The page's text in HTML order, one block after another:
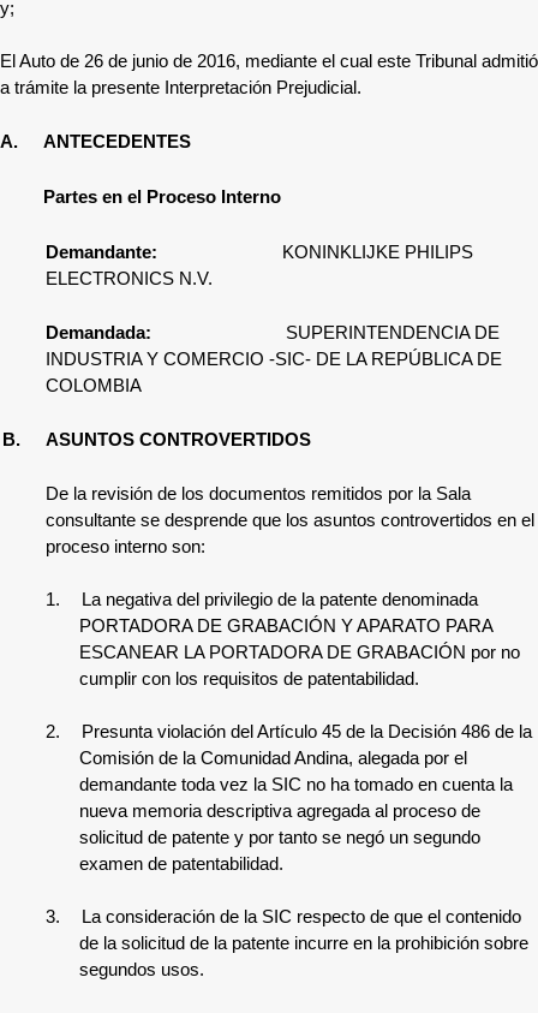
y;
El Auto de 26 de junio de 2016, mediante el cual este Tribunal admitió
a trámite la presente Interpretación Prejudicial.
A. ANTECEDENTES
Partes en el Proceso Interno
Demandante:
KONINKLIJKE PHILIPS
ELECTRONICS N.V.
Demandada: SUPERINTENDENCIA DE
INDUSTRIA Y COMERCIO -SIC- DE LA REPÚBLICA DE
COLOMBIA
B. ASUNTOS CONTROVERTIDOS
De la revisión de los documentos remitidos por la Sala
consultante se desprende que los asuntos controvertidos en el
proceso interno son:
1.
La negativa del privilegio de la patente denominada
PORTADORA DE GRABACIÓN Y APARATO PARA
ESCANEAR LA PORTADORA DE GRABACIÓN por no
cumplir con los requisitos de patentabilidad.
2. Presuntaviolación del Artículo 45 de la Decisión 486 de la
Comisión de la Comunidad Andina, alegada por el
demandante toda vez la SIC no ha tomado en cuenta la
nueva memoria descriptiva agregada al proceso de
solicitud de patente y por tanto se negó un segundo
examen de patentabilidad.
3.
La consideración de la SIC respecto de que el contenido
de la solicitud de la patente incurre en la prohibición sobre
segundos usos.